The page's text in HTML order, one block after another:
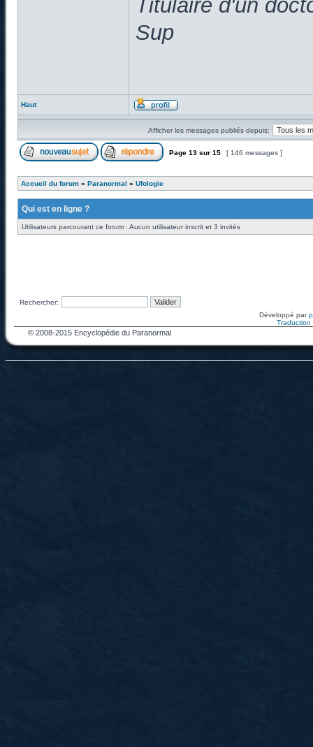
Titulaire d'un
Sup
Haut
Afficher les messages publiés depuis:
Page 13 sur 15 [ 146 messages ]
Accueil du forum » Paranormal » Ufologie
Qui est en ligne ?
Utilisateurs parcourant ce forum : Aucun utilisateur inscrit et 3 invités
Rechercher:
Développé par
Traduction
© 2008-2015 Encyclopédie du Paranormal